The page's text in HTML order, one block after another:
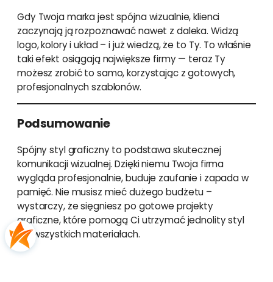
Gdy Twoja marka jest spójna wizualnie, klienci
zaczynają ją rozpoznawać nawet z daleka. Widzą
logo, kolory i układ – i już wiedzą, że to Ty. To właśnie
taki efekt osiągają największe firmy — teraz Ty
możesz zrobić to samo, korzystając z gotowych,
profesjonalnych szablonów.
Podsumowanie
Spójny styl graficzny to podstawa skutecznej
komunikacji wizualnej. Dzięki niemu Twoja firma
wygląda profesjonalnie, buduje zaufanie i zapada w
pamięć. Nie musisz mieć dużego budżetu –
wystarczy, że sięgniesz po gotowe projekty
graficzne, które pomogą Ci utrzymać jednolity styl
we wszystkich materiałach.